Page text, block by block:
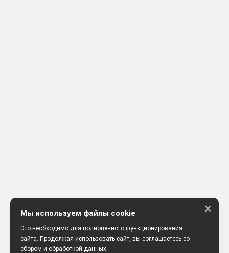
Мы используем файлы cookie
Это необходимо для полноценного функционирования
сайта. Продолжая использовать сайт, вы соглашаетесь со
сбором и обработкой данных.
×